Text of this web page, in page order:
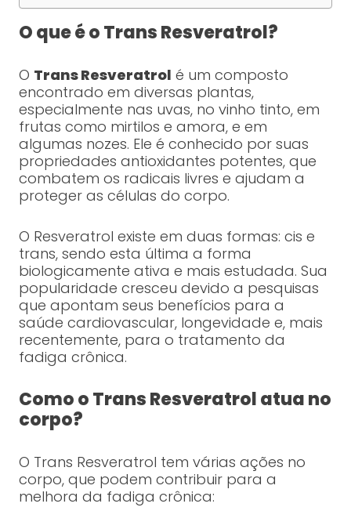
O que é o Trans Resveratrol?
O Trans Resveratrol é um composto
encontrado em diversas plantas,
especialmente nas uvas, no vinho tinto, em
frutas como mirtilos e amora, e em
algumas nozes. Ele é conhecido por suas
propriedades antioxidantes potentes, que
combatem os radicais livres e ajudam a
proteger as células do corpo.
O Resveratrol existe em duas formas: cis e
trans, sendo esta última a forma
biologicamente ativa e mais estudada. Sua
popularidade cresceu devido a pesquisas
que apontam seus benefícios para a
saúde cardiovascular, longevidade e, mais
recentemente, para o tratamento da
fadiga crônica.
Como o Trans Resveratrol atua no
corpo?
O Trans Resveratrol tem várias ações no
corpo, que podem contribuir para a
melhora da fadiga crônica: